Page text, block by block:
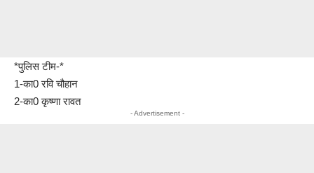
*पुलिस टीम-*
1-का0 रवि चौहान
2-का0 कृष्णा रावत
- Advertisement -